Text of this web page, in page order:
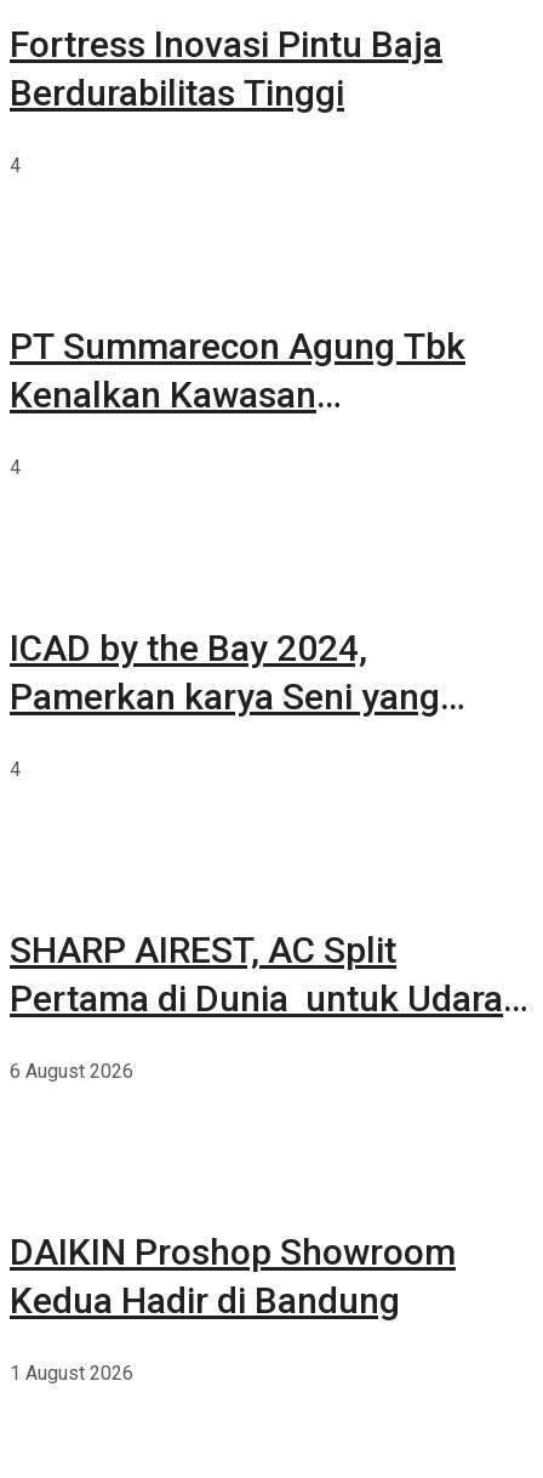
Fortress Inovasi Pintu Baja
Berdurabilitas Tinggi
4
PT Summarecon Agung Tbk
Kenalkan Kawasan
4
ICAD by the Bay 2024,
Pamerkan karya Seni yang
4
SHARP AIREST, AC Split
Pertama di Dunia untuk Udara
6 August 2026
DAIKIN Proshop Showroom
Kedua Hadir di Bandung
1 August 2026